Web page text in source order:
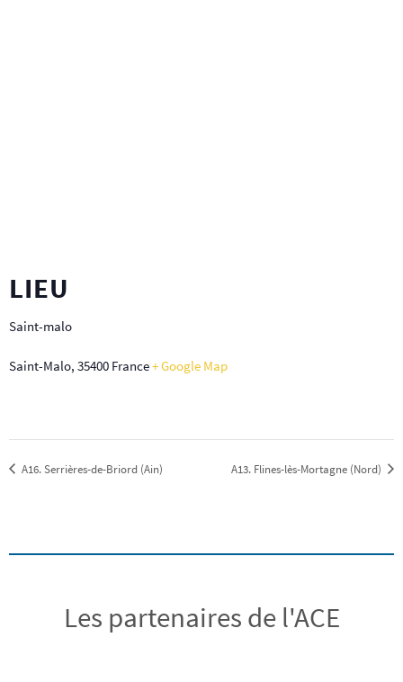
LIEU
Saint-malo
Saint-Malo, 35400 France+ Google Map
A16. Serrières-de-Briord (Ain) A13. Flines-lès-Mortagne (Nord)
Les partenaires de l'ACE